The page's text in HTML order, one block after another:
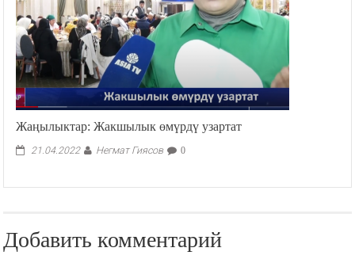
Жаңылыктар: Жакшылык өмүрдү узартат
21.04.2022 Негмат Гиясов 0
Добавить комментарий